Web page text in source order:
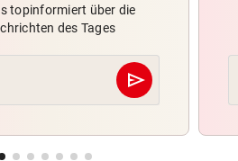
topinformiert über die
des Tages
send
Abschicken